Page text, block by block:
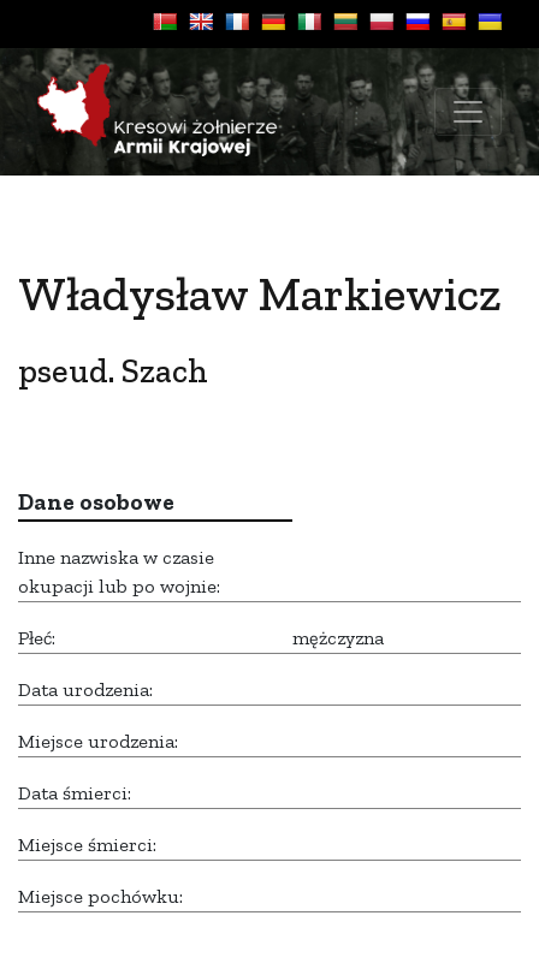
Władysław Markiewicz
pseud. Szach
Dane osobowe
Inne nazwiska w czasie
okupacji lub po wojnie:
Płeć: mężczyzna
Data urodzenia:
Miejsce urodzenia:
Data śmierci:
Miejsce śmierci:
Miejsce pochówku: